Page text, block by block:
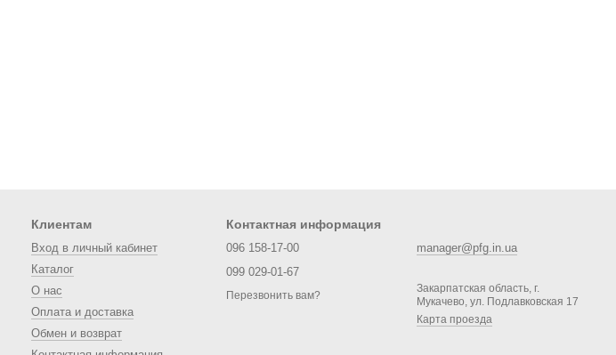
Клиентам
Вход в личный кабинет
Каталог
О нас
Оплата и доставка
Обмен и возврат
Контактная информация
096 158-17-00
099 029-01-67
Перезвонить вам?
manager@pfg.in.ua
Закарпатская область, г.
Мукачево, ул. Подлавковская 17
Карта проезда